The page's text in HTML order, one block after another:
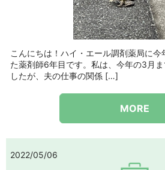
こんにちは！ハイ・エール調剤薬局に
た薬剤師6年目です。私は、今年の3月
したが、夫の仕事の関係 […]
MORE
2022/05/06